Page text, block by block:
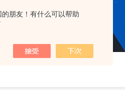
的朋友！有什么可以帮助